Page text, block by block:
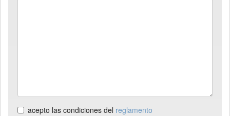
acepto las condiciones del reglamento